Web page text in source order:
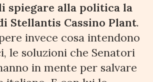
spiegare alla politica la
Stellantis Cassino Plant.
invece cosa intendono
le soluzioni che Senatori
in mente per salvare